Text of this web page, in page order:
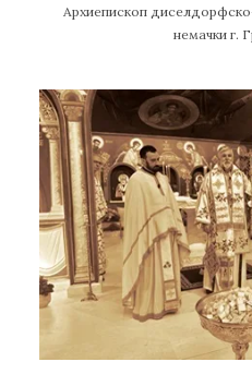
Архиепископ
немачки г.